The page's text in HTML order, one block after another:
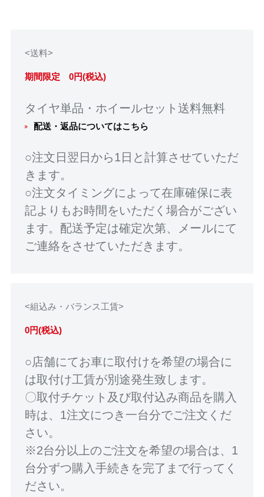
<送料>
期間限定 0円(税込)
タイヤ単品・ホイールセット送料無料
配送・返品についてはこちら
○注文日翌日から1日と計算させていただ
きます。
○注文タイミングによって在庫確保に表
記よりもお時間をいただく場合がござい
ます。配送予定は確定次第、メールにて
ご連絡をさせていただきます。
<組込み・バランス工賃>
0円(税込)
○店舗にてお車に取付けを希望の場合に
は取付け工賃が別途発生致します。
〇取付チケット及び取付込み商品を購入
時は、1注文につき一台分でご注文くだ
さい。
※2台分以上のご注文を希望の場合は、1
台分ずつ購入手続きを完了まで行ってく
ださい。